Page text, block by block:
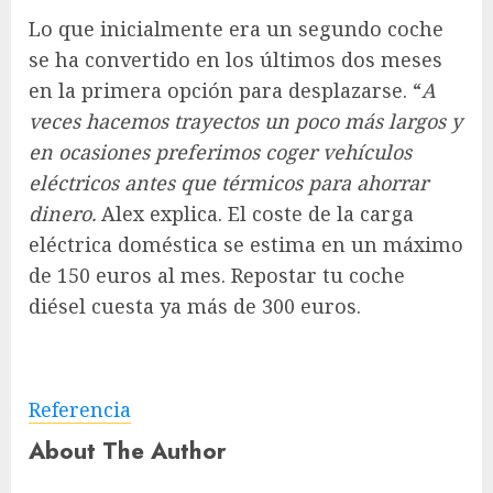
Lo que inicialmente era un segundo coche
se ha convertido en los últimos dos meses
en la primera opción para desplazarse. “A
veces hacemos trayectos un poco más largos y
en ocasiones preferimos coger vehículos
eléctricos antes que térmicos para ahorrar
dinero. Alex explica. El coste de la carga
eléctrica doméstica se estima en un máximo
de 150 euros al mes. Repostar tu coche
diésel cuesta ya más de 300 euros.
Referencia
About The Author